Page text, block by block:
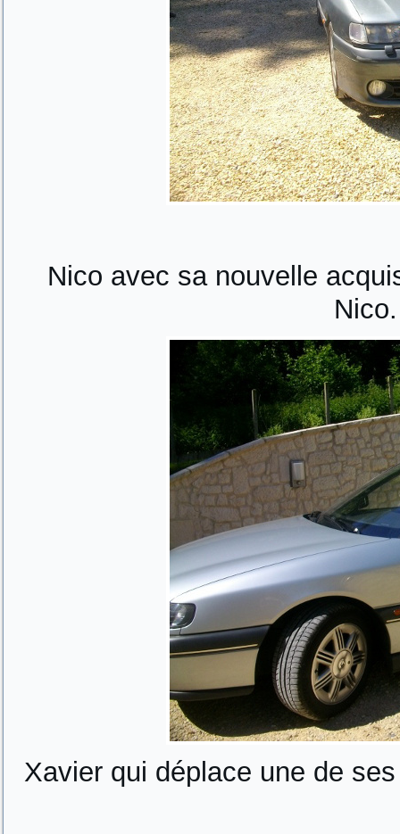
Nico avec sa nouvelle
Xavier qui déplace une de